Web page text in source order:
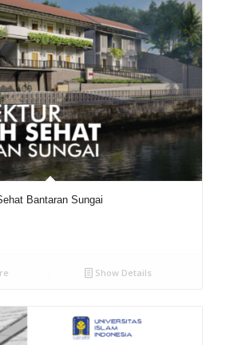
Bantaran Sungai
Show Details